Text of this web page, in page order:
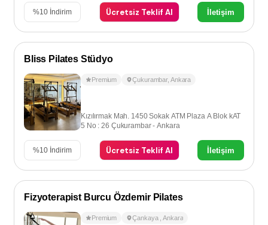
%10 İndirim Ücretsiz Teklif Al İletişim
Bliss Pilates Stüdyo
Premium Çukurambar, Ankara
Kızılırmak Mah. 1450 Sokak ATM Plaza A Blok kAT
5 No : 26 Çukurambar - Ankara
%10 İndirim Ücretsiz Teklif Al İletişim
Fizyoterapist Burcu Özdemir Pilates
Premium Çankaya ,Ankara